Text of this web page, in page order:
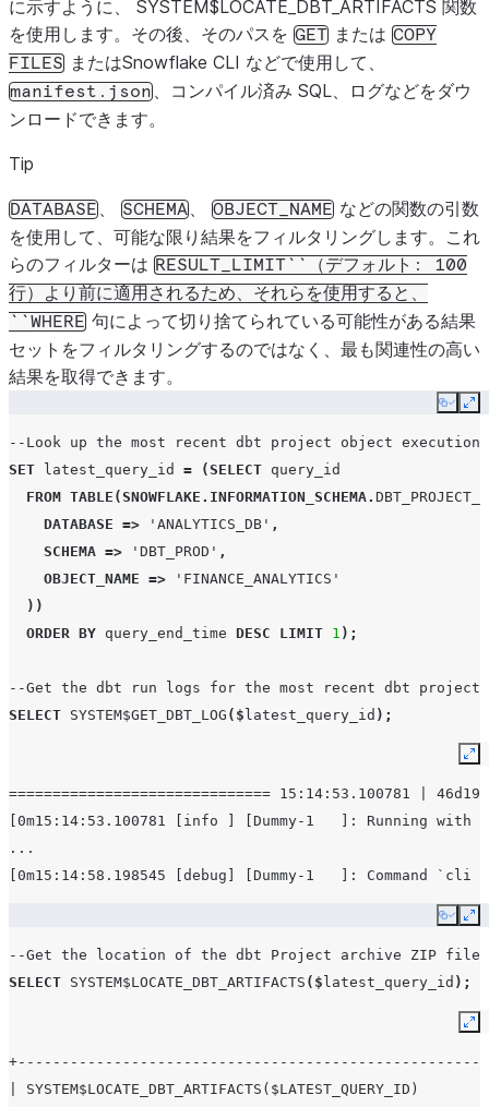
に示すように、 SYSTEM$LOCATE_DBT_ARTIFACTS 関数
を使用します。その後、そのパスを GET または COPY
FILES
またはSnowflake CLI などで使用して、
manifest.json、コンパイル済み SQL、ログなどをダウ
ンロードできます。
Tip
DATABASE、 SCHEMA、 OBJECT_NAME などの関数の引数
を使用して、可能な限り結果をフィルタリングします。これ
らのフィルターは RESULT_LIMIT``（デフォルト:
100
行）より前に適用されるため、それらを使用すると、
``WHERE 句によって切り捨てられている可能性がある結果
セットをフィルタリングするのではなく、最も関連性の高い
結果を取得できます。
Copy
--Look up the most recent dbt project object execution
SET
latest_query_id = (SELECT query_id
FROM TABLE (SNOWFLAKE . INFORMATION_SCHEMA.
DATABASE => 'ANALYTICS_DB' ,
SCHEMA => 'DBT_PROD' ,
OBJECT_NAME =>
'FINANCE_ANALYTICS'
))
ORDER BY query_end_time DESC LIMIT 1 );
--Get the dbt run logs for the most recent dbt project
SELECT SYSTEM$GET_DBT_LOG ($ latest_query_id );
============================== 15:14:53.100781 |
[0m15:14:53.100781 [info ] [Dummy-1   ]: Running with
...
[0m15:14:58.198545 [debug] [Dummy-1   ]: Command
Copy
--Get the location of the dbt Project archive ZIP
SELECT SYSTEM$LOCATE_DBT_ARTIFACTS ($ latest_query_id );
|